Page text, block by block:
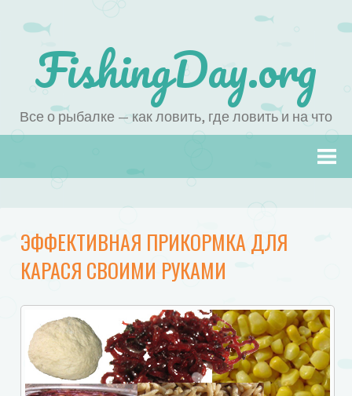
FishingDay.org
Все о рыбалке — как ловить, где ловить и на что
ЭФФЕКТИВНАЯ ПРИКОРМКА ДЛЯ
КАРАСЯ СВОИМИ РУКАМИ